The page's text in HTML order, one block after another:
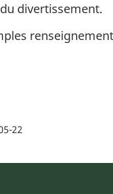
divertissement.
22